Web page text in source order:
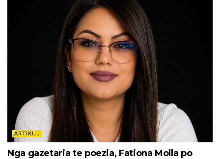
ARTIKUJ
Nga gazetaria te poezia, Fationa Molla po